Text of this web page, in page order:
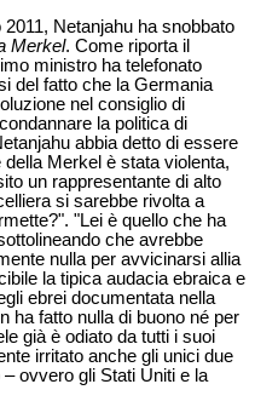
Netanjahu ha snobbato
Merkel. Come riporta il
ministro ha telefonato
del fatto che la Germania
nel consiglio di
la politica di
abbia detto di essere
Merkel è stata violenta,
un rappresentante di alto
si sarebbe rivolta a
"Lei è quello che ha
che avrebbe
nulla per avvicinarsi allia
la tipica audacia ebraica e
ebrei documentata nella
ha fatto nulla di buono né per
già è odiato da tutti i suoi
irritato anche gli unici due
ovvero gli Stati Uniti e la